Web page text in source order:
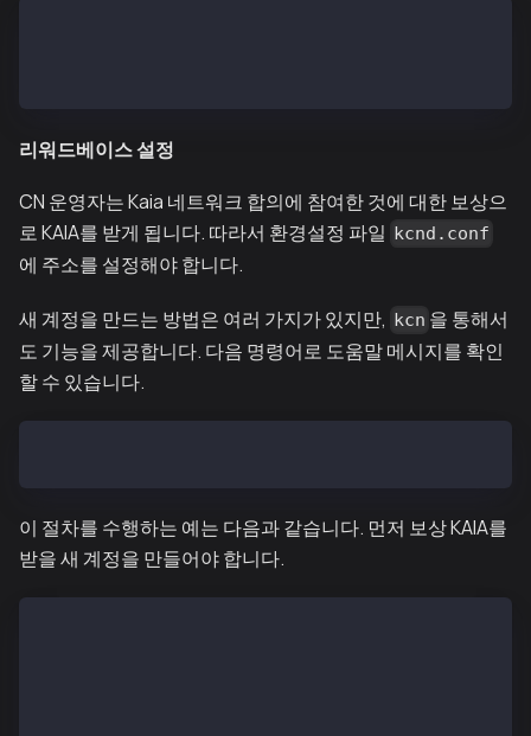
리워드베이스 설정
CN 운영자는 Kaia 네트워크 합의에 참여한 것에 대한 보상으
로 KAIA를 받게 됩니다. 따라서 환경설정 파일 kcnd.conf
에 주소를 설정해야 합니다.
새 계정을 만드는 방법은 여러 가지가 있지만, kcn 을 통해서
도 기능을 제공합니다. 다음 명령어로 도움말 메시지를 확인
할 수 있습니다.
이 절차를 수행하는 예는 다음과 같습니다. 먼저 보상 KAIA를
받을 새 계정을 만들어야 합니다.